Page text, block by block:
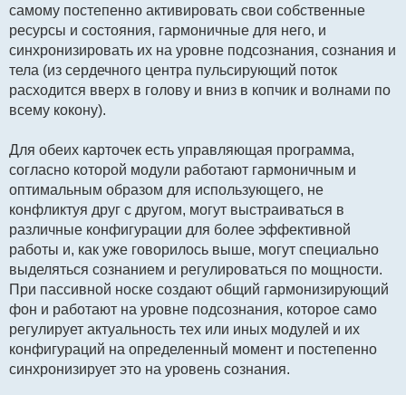
самому постепенно активировать свои собственные
ресурсы и состояния, гармоничные для него, и
синхронизировать их на уровне подсознания, сознания и
тела (из сердечного центра пульсирующий поток
расходится вверх в голову и вниз в копчик и волнами по
всему кокону).
Для обеих карточек есть управляющая программа,
согласно которой модули работают гармоничным и
оптимальным образом для использующего, не
конфликтуя друг с другом, могут выстраиваться в
различные конфигурации для более эффективной
работы и, как уже говорилось выше, могут специально
выделяться сознанием и регулироваться по мощности.
При пассивной носке создают общий гармонизирующий
фон и работают на уровне подсознания, которое само
регулирует актуальность тех или иных модулей и их
конфигураций на определенный момент и постепенно
синхронизирует это на уровень сознания.